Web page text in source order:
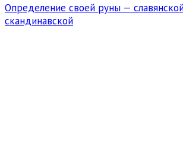
Определение своей руны —
скандинавской